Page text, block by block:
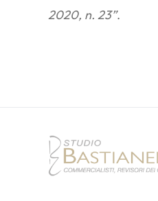
2020, n. 23”.